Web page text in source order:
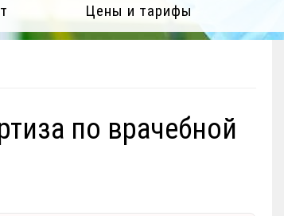
Цены и тарифы
по врачебной